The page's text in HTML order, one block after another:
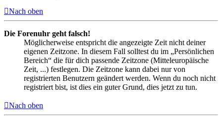
Nach oben
Die Forenuhr geht falsch!
Möglicherweise entspricht die angezeigte Zeit nicht deiner
eigenen Zeitzone. In diesem Fall solltest du im „Persönlichen
Bereich“ die für dich passende Zeitzone (Mitteleuropäische
Zeit, ...) festlegen. Die Zeitzone kann dabei nur von
registrierten Benutzern geändert werden. Wenn du noch nicht
registriert bist, ist dies ein guter Grund, dies jetzt zu tun.
Nach oben